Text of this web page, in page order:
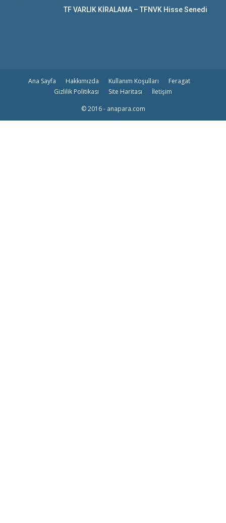
TF VARLIK KİRALAMA – TFNVK Hisse Senedi
Ana Sayfa Hakkımızda Kullanım Koşulları
Feragat
Gizlilik Politikası
Site Haritası
İletişim
© 2016 - anapara.com